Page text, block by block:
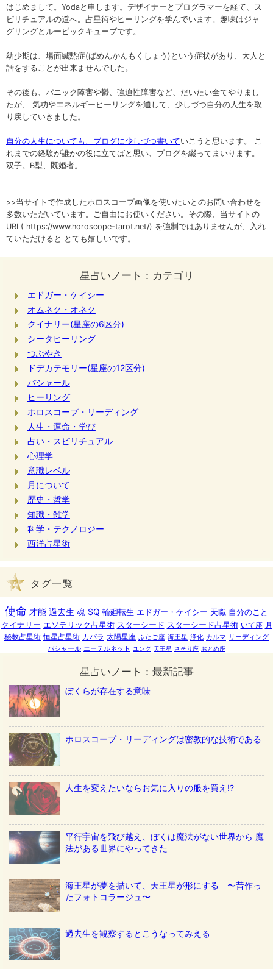
はじめまして。Yodaと申します。デザイナーとプログラマーを経て、ス
ピリチュアルの道へ。占星術やヒーリングを学んでいます。趣味はジャ
グリングとルービックキューブです。
幼少期は、場面緘黙症(ばめんかんもくしょう)という症状があり、大人と
話をすることが出来ませんでした。
その後も、パニック障害や鬱、強迫性障害など、だいたい全てやりまし
たが、 気功やエネルギーヒーリングを通して、少しづつ自分の人生を取
り戻していきました。
自分の人生についても、ブログに少しづつ書いていこうと思います。 こ
れまでの経験が誰かの役に立てばと思い、ブログを綴ってまいります。
双子。B型、既婚者。
>>当サイトで作成したホロスコープ画像を使いたいとのお問い合わせを
多数いただいています。ご自由にお使いください。その際、当サイトの
URL( https://www.horoscope-tarot.net/) を強制ではありませんが、入れ
ていただけると とても嬉しいです。
星占いノート：カテゴリ
エドガー・ケイシー
オムネク・オネク
クイナリー(星座の6区分)
シータヒーリング
つぶやき
ドデカテモリー(星座の12区分)
バシャール
ヒーリング
ホロスコープ・リーディング
人生・運命・学び
占い・スピリチュアル
心理学
意識レベル
月について
歴史・哲学
知識・雑学
科学・テクノロジー
西洋占星術
タグ一覧
使命 才能 過去生 魂 SQ 輪廻転生 エドガー・ケイシー 天職 自分のこと
クイナリー エソテリック占星術 スターシード スターシード占星術 いて座 月
秘教占星術 恒星占星術 カバラ 太陽星座 ふたご座 海王星 浄化 カルマ リーディング
バシャール エーテルネット ユング 天王星 さそり座 おとめ座
星占いノート：最新記事
ぼくらが存在する意味
ホロスコープ・リーディングは密教的な技術である
人生を変えたいならお気に入りの服を買え!?
平行宇宙を飛び越え、ぼくは魔法がない世界から 魔
法がある世界にやってきた
海王星が夢を描いて、天王星が形にする 〜昔作っ
たフォトコラージュ〜
過去生を観察するとこうなってみえる